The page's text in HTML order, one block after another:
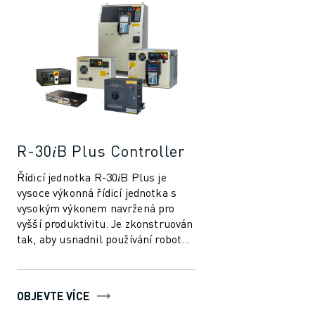
R-30𝑖B Plus Controller
Řídicí jednotka R-30𝑖B Plus je
vysoce výkonná řídicí jednotka s
vysokým výkonem navržená pro
vyšší produktivitu. Je zkonstruován
tak, aby usnadnil používání robotů
průmys...
OBJEVTE VÍCE